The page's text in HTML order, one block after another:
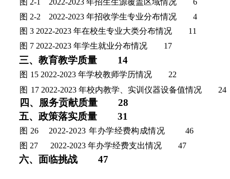
图 2-1 2022-2023 年招生生源覆盖区域情况
6
图 2-2
2022-2023 年招收学生专业分布情况
4
图 3 2022-2023 年在校生专业大类分布情况
11
图 7 2022-2023 年学生就业分布情况 1 7
三、教育教学质量 14
图 15 2022-2023 年学校教师学历情况 22
图 17 2022-2023 年校内教学、实训仪器设备值情况 24
四、服务贡献质量 28
五、政策落实质量
31
图 26 2022-2023 年办学经费构成情况
46
图 27
2022-2023 年办学经费支出情况 47
六、面临挑战 47